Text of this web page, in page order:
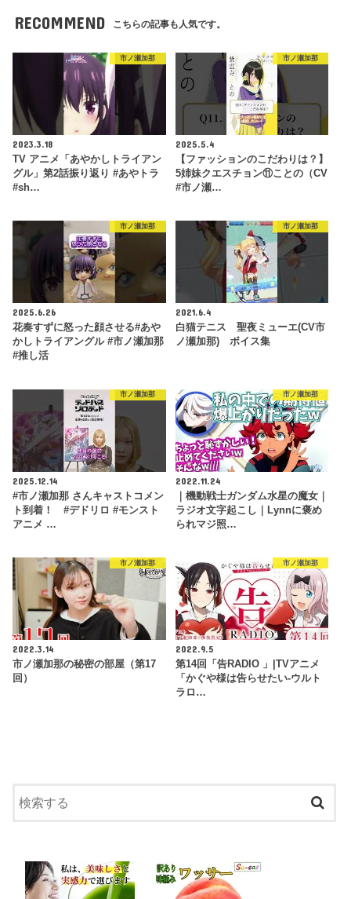
RECOMMEND こちらの記事も人気です。
市ノ瀬加那
2023.3.18
TV アニメ「あやかしトライアン
グル」第2話振り返り #あやトラ
#sh…
市ノ瀬加那
2025.5.4
【ファッションのこだわりは？】
5姉妹クエスチョン⑪ことの（CV
#市ノ瀬…
市ノ瀬加那
2025.6.26
花奏すずに怒った顔させる#あや
かしトライアングル #市ノ瀬加那
#推し活
市ノ瀬加那
2021.6.4
白猫テニス 聖夜ミューエ(CV市
ノ瀬加那) ボイス集
市ノ瀬加那
2025.12.14
#市ノ瀬加那 さんキャストコメン
ト到着！ #デドリロ #モンスト
アニメ …
市ノ瀬加那
2022.11.24
｜機動戦士ガンダム水星の魔女｜
ラジオ文字起こし｜Lynnに褒め
られマジ照…
市ノ瀬加那
2022.3.14
市ノ瀬加那の秘密の部屋（第17
回）
市ノ瀬加那
2022.9.5
第14回「告RADIO 」|TVアニメ
「かぐや様は告らせたい-ウルト
ラロ…